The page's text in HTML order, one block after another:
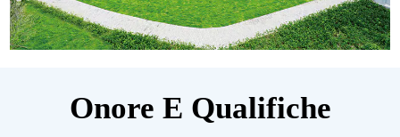
Onore E Qualifiche